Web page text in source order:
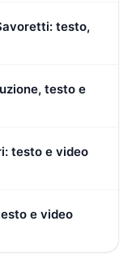
testo,
testo e
testo e video
e video